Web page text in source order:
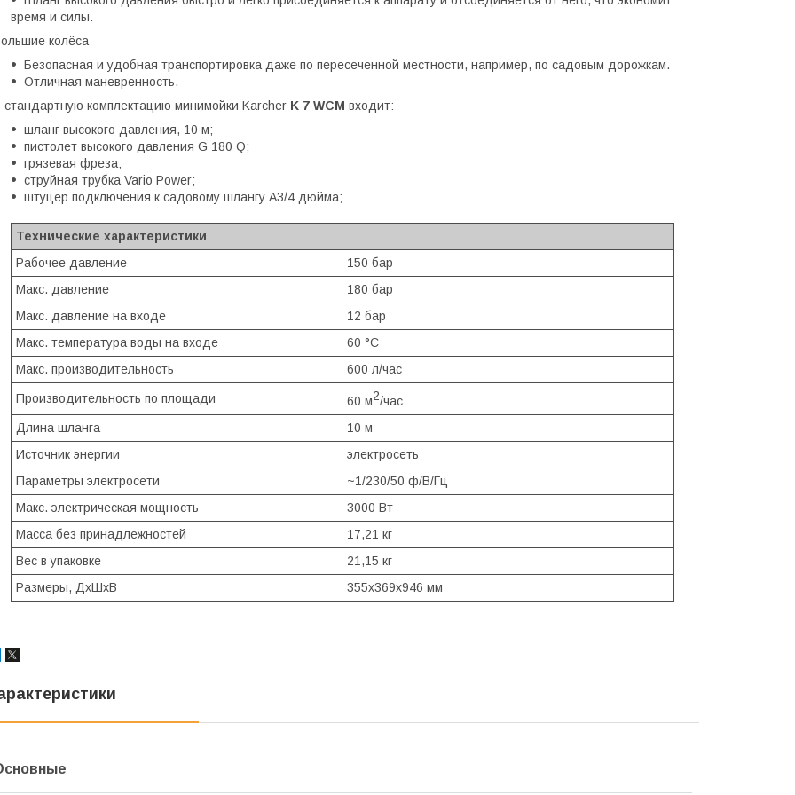
время и силы.
колёса
Безопасная и удобная транспортировка даже по пересеченной местности, например, по садовым дорожкам.
Отличная маневренность.
стандартную комплектацию минимойки Karcher K 7 WCM входит:
шланг высокого давления, 10 м;
пистолет высокого давления G 180 Q;
грязевая фреза;
струйная трубка Vario Power;
штуцер подключения к садовому шлангу А3/4 дюйма;
Технические характеристики
Рабочее давление
150 бар
Макс. давление
180 бар
Макс. давление на входе
12 бар
Макс. температура воды на входе
60 °С
Макс. производительность
600 л/час
Производительность по площади 60 м2/час
Длина шланга
10 м
Источник энергии
электросеть
Параметры электросети
~1/230/50 ф/В/Гц
Макс. электрическая мощность
3000 Вт
Масса без принадлежностей
17,21 кг
Вес в упаковке
21,15 кг
Размеры, ДхШхВ
355x369x946 мм